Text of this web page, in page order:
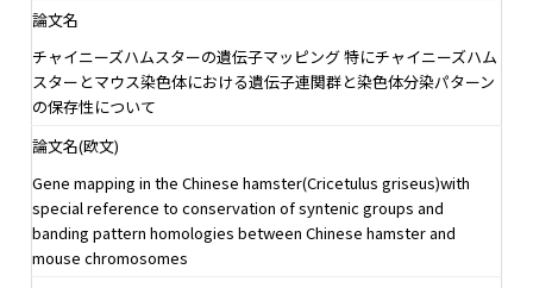
論文名
チャイニーズハムスターの遺伝子マッピング 特にチャイニーズハム
スターとマウス染色体における遺伝子連関群と染色体分染パターン
の保存性について
論文名(欧文)
Gene mapping in the Chinese hamster(Cricetulus griseus)with
special reference to conservation of syntenic groups and
banding pattern homologies between Chinese hamster and
mouse chromosomes